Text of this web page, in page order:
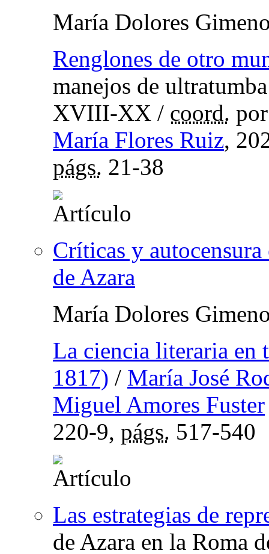
María Dolores
Renglones de otro
manejos de
XVIII-XX / coord.
María Flores Ruiz,
págs. 21-38
Críticas y
de Azara
María Dolores
La ciencia literaria en
1817) / María José
Miguel Amores Fuster
220-9, págs. 517-540
Las estrategias de
de Azara en la Roma